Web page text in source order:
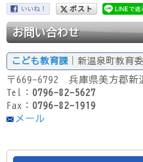
お問い合わせ
こども教育課 ｜新温泉町教育
〒669-6792 兵庫県美方郡新
Tel：0796-82-5627
Fax：0796-82-1919
メール